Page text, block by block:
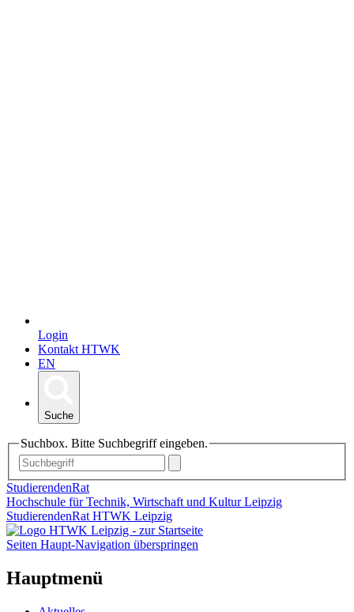
Login
Kontakt HTWK
EN
Suche
Suchbox. Bitte Suchbegriff eingeben.
StudierendenRat
Hochschule für Technik, Wirtschaft und Kultur Leipzig
StudierendenRat HTWK Leipzig
Seiten Haupt-Navigation überspringen
Hauptmenü